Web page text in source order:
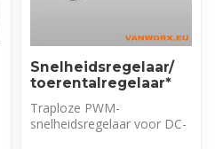
Snelheidsregelaar/
toerentalregelaar*
Traploze PWM-
snelheidsregelaar voor DC-